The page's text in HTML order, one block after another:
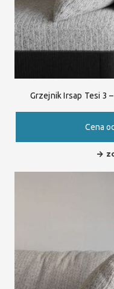
Grzejnik Irsap Tesi 3
Cena